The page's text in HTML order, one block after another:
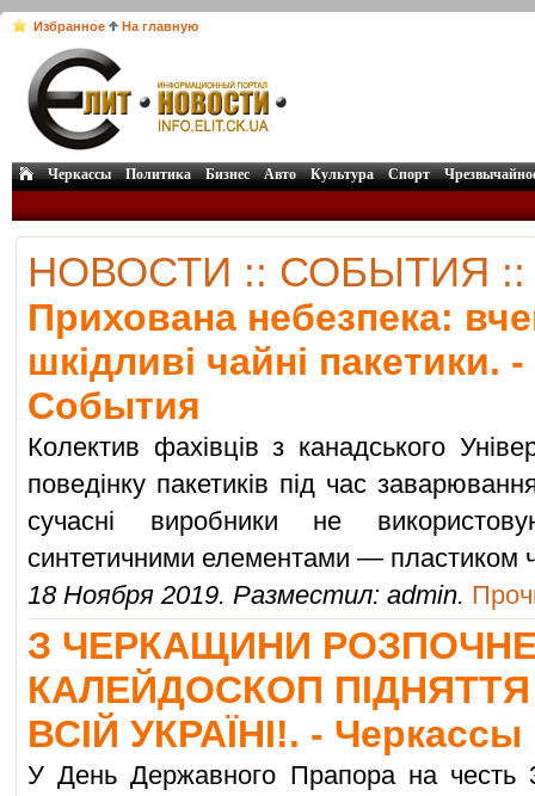
Избранное На главную
Черкассы Политика Бизнес Авто Культура Спорт
НОВОСТИ :: СОБЫТИЯ
Прихована небезпека:
шкідливі чайні пакетики.
События
Колектив фахівців з канадського
поведінку пакетиків під час
сучасні виробники не
синтетичними елементами — пластиком
18 Ноября 2019. Разместил: admin.
З ЧЕРКАЩИНИ
КАЛЕЙДОСКОП
ВСІЙ УКРАЇНІ!. -
У День Державного Прапора на честь